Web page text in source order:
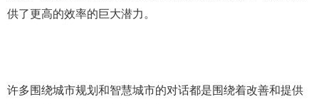
供了更高的效率的巨大潜力。
许多围绕城市规划和智慧城市的对话都是围绕着改善和提供